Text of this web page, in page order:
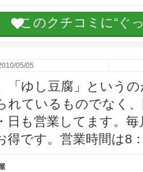
このクチコミに“ぐ
05/05
「ゆし豆腐」という
れているものでなく
日も営業してます。
得です。営業時間は8